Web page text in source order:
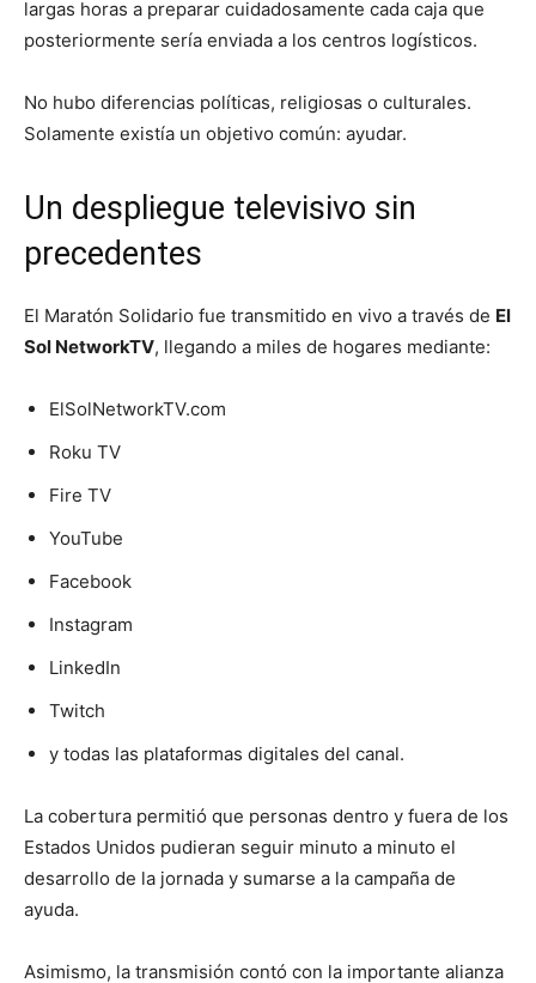
largas horas a preparar cuidadosamente cada caja que
posteriormente sería enviada a los centros logísticos.
No hubo diferencias políticas, religiosas o culturales.
Solamente existía un objetivo común: ayudar.
Un despliegue televisivo sin
precedentes
El Maratón Solidario fue transmitido en vivo a través de El
Sol NetworkTV, llegando a miles de hogares mediante:
ElSolNetworkTV.com
Roku TV
Fire TV
YouTube
Facebook
Instagram
LinkedIn
Twitch
y todas las plataformas digitales del canal.
La cobertura permitió que personas dentro y fuera de los
Estados Unidos pudieran seguir minuto a minuto el
desarrollo de la jornada y sumarse a la campaña de
ayuda.
Asimismo, la transmisión contó con la importante alianza